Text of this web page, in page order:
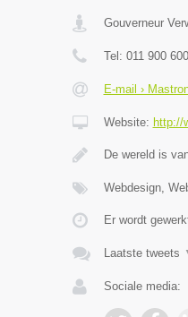
Gouverneur
Tel: 011 900 600
E-mail ›
Website: http://
De wereld is
Webdesign,
Er wordt
Laatste tweets
Sociale media: